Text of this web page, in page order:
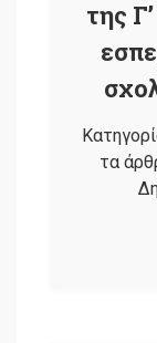
της
τα